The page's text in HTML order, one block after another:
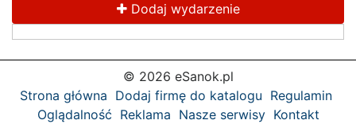
Dodaj wydarzenie
© 2026 eSanok.pl
Strona główna Dodaj firmę do katalogu Regulamin
Oglądalność Reklama Nasze serwisy Kontakt